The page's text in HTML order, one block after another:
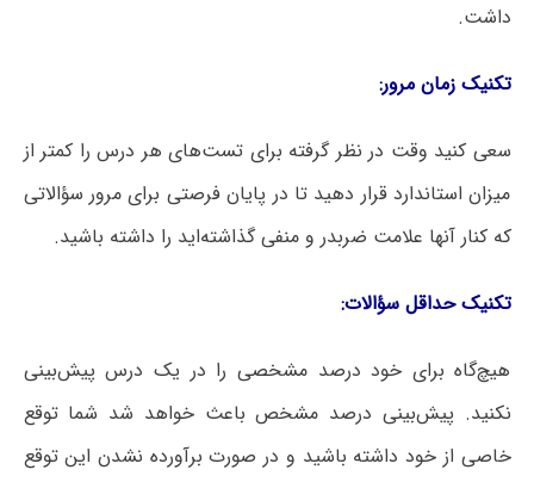
داشت.
تکنیک زمان مرور:
سعی کنید وقت در نظر گرفته برای تست‌های هر درس را کمتر از
میزان استاندارد قرار دهید تا در پایان فرصتی برای مرور سؤالاتی
که کنار آنها علامت ضربدر و منفی گذاشته‌اید را داشته باشید.
تکنیک حداقل سؤالات:
هیچ‌گاه برای خود درصد مشخصی را در یک درس پیش‌بینی
نکنید. پیش‌بینی درصد مشخص باعث خواهد شد شما توقع
خاصی از خود داشته باشید و در صورت برآورده نشدن این توقع